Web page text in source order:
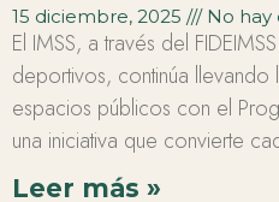
15 diciembre, 2025 No hay
El IMSS, a través del
deportivos, continúa
espacios públicos con el
una iniciativa que convierte
Leer más »